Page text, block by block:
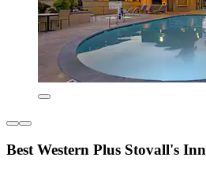
Best Western Plus Stovall's Inn